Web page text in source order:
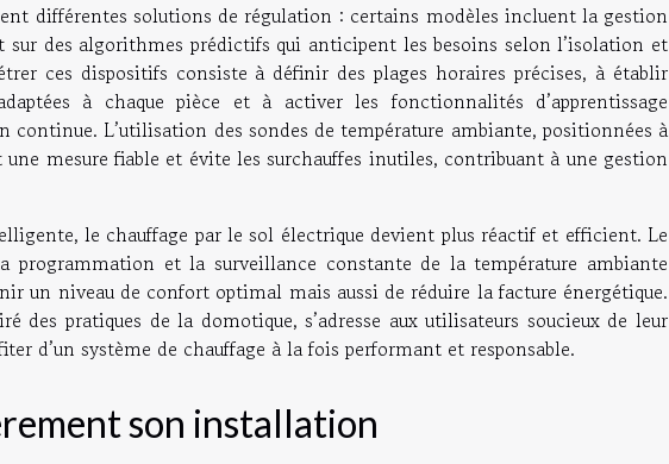
différentes solutions de régulation : certains modèles incluent la gestion
sur des algorithmes prédictifs qui anticipent les besoins selon l’isolation et
ces dispositifs consiste à définir des plages horaires précises, à établir
à chaque pièce et à activer les fonctionnalités d’apprentissage
continue. L’utilisation des sondes de température ambiante, positionnées à
mesure fiable et évite les surchauffes inutiles, contribuant à une gestion
le chauffage par le sol électrique devient plus réactif et efficient. Le
programmation et la surveillance constante de la température ambiante
un niveau de confort optimal mais aussi de réduire la facture énergétique.
des pratiques de la domotique, s’adresse aux utilisateurs soucieux de leur
d’un système de chauffage à la fois performant et responsable.
son installation